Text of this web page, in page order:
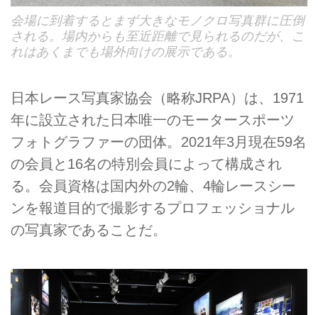
会場に到着するとまず大きなモノクロ写真群に圧倒
される。場内からも至近距離で見られるのだが、こ
れはあくまでも場外向けの展示である。
日本レース写真家協会（略称JRPA）は、1971
年に設立された日本唯一のモータースポーツ
フォトグラファーの団体。2021年3月現在59名
の会員と16名の特別会員によって構成され
る。会員資格は国内外の2輪、4輪レースシー
ンを報道目的で撮影するプロフェッショナル
の写真家であることだ。